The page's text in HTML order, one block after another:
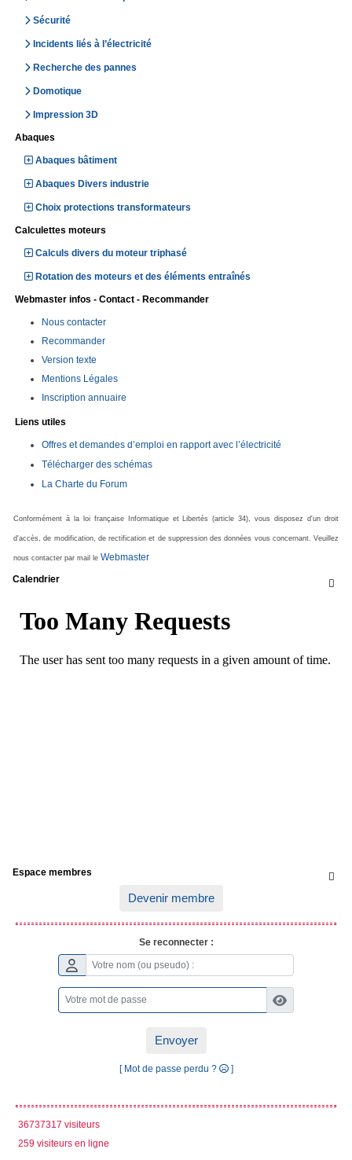
Sécurité
Incidents liés à l’électricité
Recherche des pannes
Domotique
Impression 3D
Abaques
Abaques bâtiment
Abaques Divers industrie
Choix protections transformateurs
Calculettes moteurs
Calculs divers du moteur triphasé
Rotation des moteurs et des éléments entraînés
Webmaster infos - Contact - Recommander
Nous contacter
Recommander
Version texte
Mentions Légales
Inscription annuaire
Liens utiles
Offres et demandes d’emploi en rapport avec l’électricité
Télécharger des schémas
La Charte du Forum
Conformément à la loi française Informatique et Libertés (article 34), vous disposez d'un droit
d'accès, de modification, de rectification et de suppression des données vous concernant. Veuillez
nous contacter par mail le Webmaster

Calendrier

Espace membres
Devenir membre
Se reconnecter :
Envoyer
[ Mot de passe perdu ? ]
36737317 visiteurs
259 visiteurs en ligne